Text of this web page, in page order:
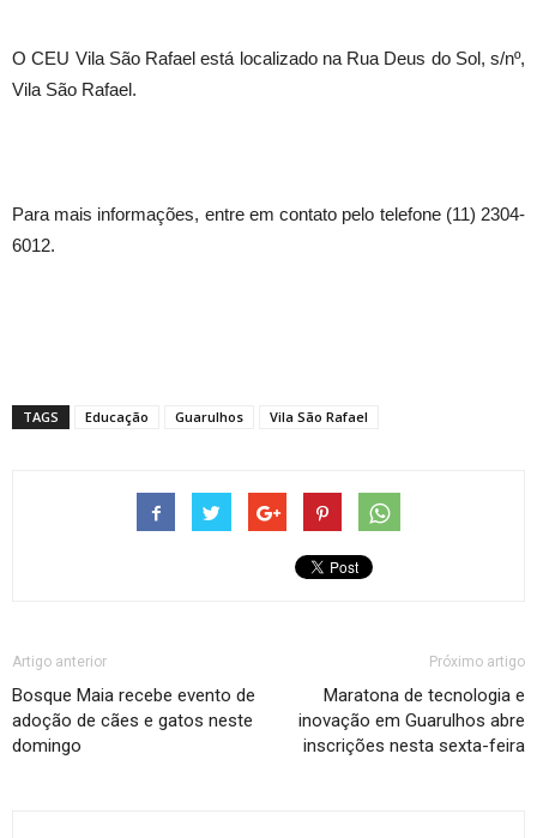
O CEU Vila São Rafael está localizado na Rua Deus do Sol, s/nº,
Vila São Rafael.
Para mais informações, entre em contato pelo telefone (11) 2304-
6012.
TAGS Educação Guarulhos Vila São Rafael
Artigo anterior
Bosque Maia recebe evento de
adoção de cães e gatos neste
domingo
Próximo artigo
Maratona de tecnologia e
inovação em Guarulhos abre
inscrições nesta sexta-feira